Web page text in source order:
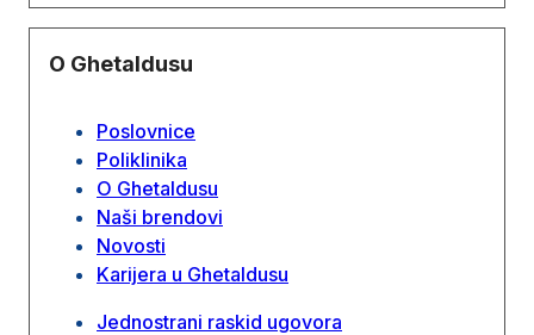
O Ghetaldusu
Poslovnice
Poliklinika
O Ghetaldusu
Naši brendovi
Novosti
Karijera u Ghetaldusu
Jednostrani raskid ugovora